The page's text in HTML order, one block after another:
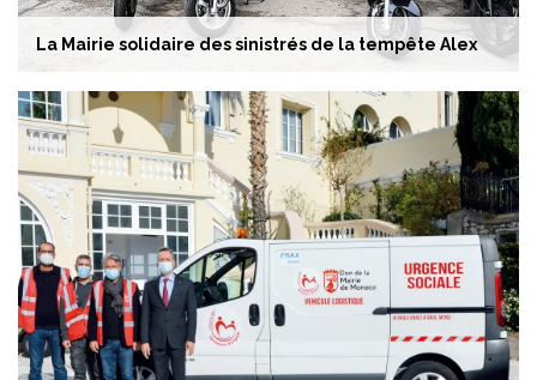
La Mairie solidaire des sinistrés de la tempête Alex